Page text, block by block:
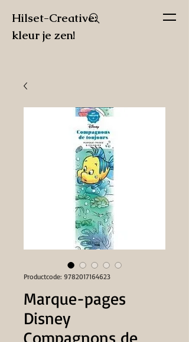
Hilset-Creative:
kleur je zen!
Productcode: 9782017164623
Marque-pages
Disney
Compagnons de